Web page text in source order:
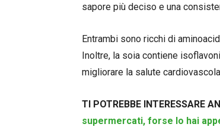
sapore più deciso e una
Entrambi sono ricchi di
Inoltre, la soia contiene
migliorare la salute
TI POTREBBE INTERESSARE
supermercati, forse lo hai